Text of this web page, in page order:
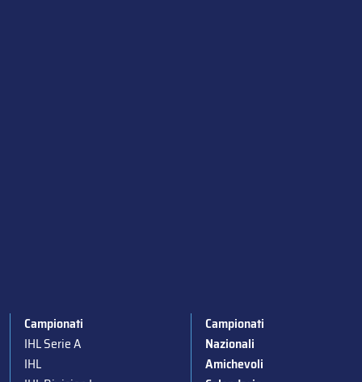
Campionati
IHL Serie A
IHL
Campionati
Nazionali
Amichevoli